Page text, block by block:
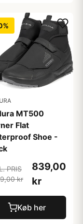
MT500
Flat
Shoe -
PRIS
kr
839,00
kr
Køb her